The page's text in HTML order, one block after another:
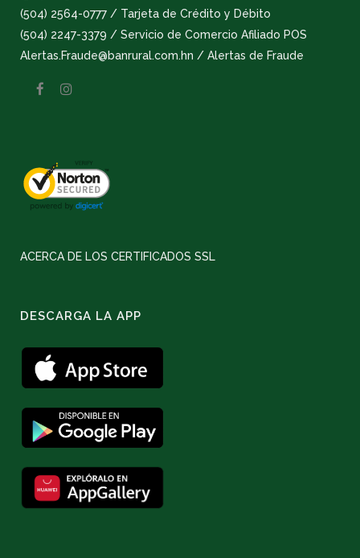
(504) 2564-0777 / Tarjeta de Crédito y Débito
(504) 2247-3379 / Servicio de Comercio Afiliado POS
Alertas.Fraude@banrural.com.hn / Alertas de Fraude
ACERCA DE LOS CERTIFICADOS SSL
DESCARGA LA APP